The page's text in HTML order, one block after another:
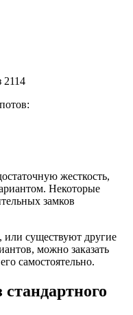
2114
жесткость,
Некоторые
замков
или существуют другие
можно заказать
самостоятельно.